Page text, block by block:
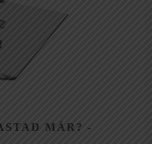
MÁR?